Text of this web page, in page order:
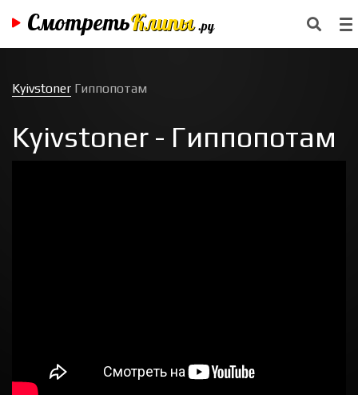
СмотретьКлипы .ру
Kyivstoner Гиппопотам
Kyivstoner - Гиппопотам